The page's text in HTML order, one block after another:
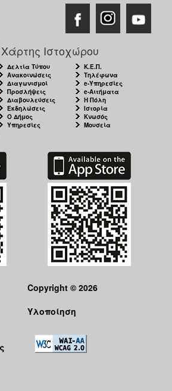
Χάρτης Ιστοχώρου
Δελτία Τύπου
Ανακοινώσεις
Διαγωνισμοί
Προσλήψεις
Διαβουλεύσεις
Εκδηλώσεις
Ο Δήμος
Υπηρεσίες
Κ.Ε.Π.
Τηλέφωνα
e-Υπηρεσίες
e-Αιτήματα
Η Πόλη
Ιστορία
Κνωσός
Μουσεία
Copyright © 2026
Υλοποίηση